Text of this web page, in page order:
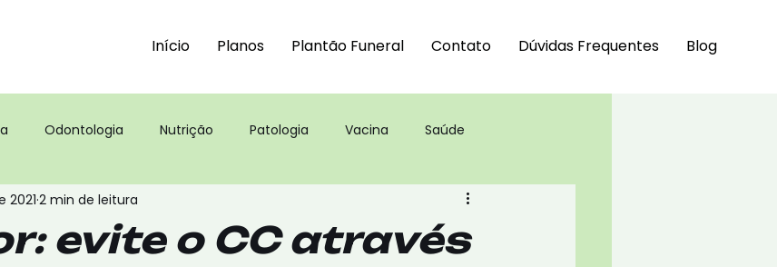
Início Planos Plantão Funeral Contato Dúvidas Frequentes Blog
Odontologia Nutrição Patologia Vacina Saúde
evite o CC através
2021 2 min de leitura